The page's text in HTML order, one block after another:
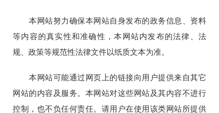
本网站努力确保本网站自身发布的政务信息、资料
等内容的真实性和准确性，本网站内发布的法律、法
规、政策等规范性法律文件以纸质文本为准。
本网站可能通过网页上的链接向用户提供来自其它
网站的内容及服务。本网站对这些网站及其内容不进行
控制，也不负任何责任。请用户在使用该类网站所提供